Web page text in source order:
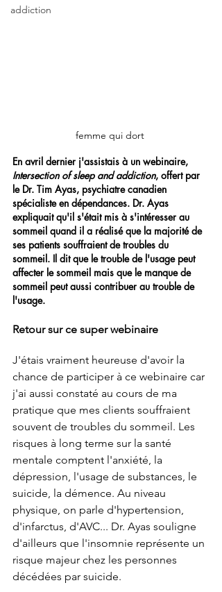
addiction
femme qui dort
En avril dernier j'assistais à un webinaire,
Intersection of sleep and addiction, offert par
le Dr. Tim Ayas, psychiatre canadien
spécialiste en dépendances. Dr. Ayas
expliquait qu'il s'était mis à s'intéresser au
sommeil quand il a réalisé que la majorité de
ses patients souffraient de troubles du
sommeil. Il dit que le trouble de l'usage peut
affecter le sommeil mais que le manque de
sommeil peut aussi contribuer au trouble de
l'usage.
Retour sur ce super webinaire
J'étais vraiment heureuse d'avoir la
chance de participer à ce webinaire car
j'ai aussi constaté au cours de ma
pratique que mes clients souffraient
souvent de troubles du sommeil. Les
risques à long terme sur la santé
mentale comptent l'anxiété, la
dépression, l'usage de substances, le
suicide, la démence. Au niveau
physique, on parle d'hypertension,
d'infarctus, d'AVC... Dr. Ayas souligne
d'ailleurs que l'insomnie représente un
risque majeur chez les personnes
décédées par suicide.